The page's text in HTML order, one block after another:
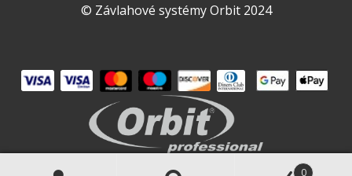
© Závlahové systémy Orbit 2024
0